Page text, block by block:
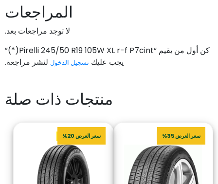
المراجعات
لا توجد مراجعات بعد.
كن أول من يقيم “Pirelli 245/50 R19 105W XL r-f P7cint(*)”
يجب عليك تسجيل الدخول لنشر مراجعة.
منتجات ذات صلة
سعر العرض 35% سعر العرض 20%